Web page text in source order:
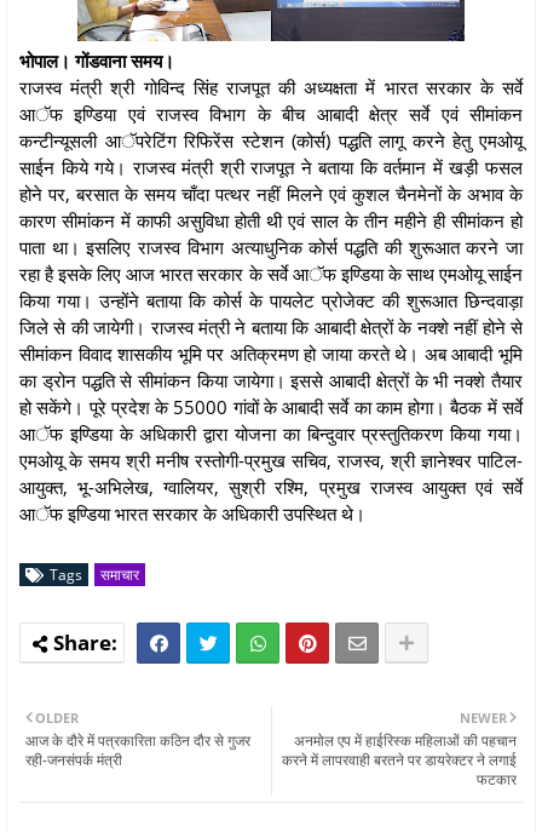
भोपाल। गोंडवाना समय।
राजस्व मंत्री श्री गोविन्द सिंह राजपूत की अध्यक्षता में भारत सरकार के सर्वे
आॅफ इण्डिया एवं राजस्व विभाग के बीच आबादी क्षेत्र सर्वे एवं सीमांकन
कन्टीन्यूसली आॅपरेटिंग रिफिरेंस स्टेशन (कोर्स) पद्धति लागू करने हेतु एमओयू
साईन किये गये। राजस्व मंत्री श्री राजपूत ने बताया कि वर्तमान में खड़ी फसल
होने पर, बरसात के समय चाँदा पत्थर नहीं मिलने एवं कुशल चैनमेनों के अभाव के
कारण सीमांकन में काफी असुविधा होती थी एवं साल के तीन महीने ही सीमांकन हो
पाता था। इसलिए राजस्व विभाग अत्याधुनिक कोर्स पद्धति की शुरूआत करने जा
रहा है इसके लिए आज भारत सरकार के सर्वे आॅफ इण्डिया के साथ एमओयू साईन
किया गया। उन्होंने बताया कि कोर्स के पायलेट प्रोजेक्ट की शुरूआत छिन्दवाड़ा
जिले से की जायेगी। राजस्व मंत्री ने बताया कि आबादी क्षेत्रों के नक्शे नहीं होने से
सीमांकन विवाद शासकीय भूमि पर अतिक्रमण हो जाया करते थे। अब आबादी भूमि
का ड्रोन पद्धति से सीमांकन किया जायेगा। इससे आबादी क्षेत्रों के भी नक्शे तैयार
हो सकेंगे। पूरे प्रदेश के 55000 गांवों के आबादी सर्वे का काम होगा। बैठक में सर्वे
आॅफ इण्डिया के अधिकारी द्वारा योजना का बिन्दुवार प्रस्तुतिकरण किया गया।
एमओयू के समय श्री मनीष रस्तोगी-प्रमुख सचिव, राजस्व, श्री ज्ञानेश्वर पाटिल-
आयुक्त, भू-अभिलेख, ग्वालियर, सुश्री रश्मि, प्रमुख राजस्व आयुक्त एवं सर्वे
आॅफ इण्डिया भारत सरकार के अधिकारी उपस्थित थे।
Tags समाचार
NEWER
अनमोल एप में हाईरिस्क महिलाओं की पहचान
करने में लापरवाही बरतने पर डायरेक्टर ने लगाई
फटकार
OLDER
आज के दौरे में पत्रकारिता कठिन दौर से गुजर
रही-जनसंपर्क मंत्री